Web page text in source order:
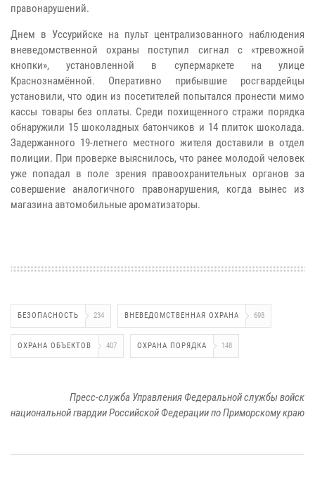
правонарушений.
Днем в Уссурийске на пульт централизованного наблюдения
вневедомственной охраны поступил сигнал с «тревожной
кнопки», установленной в супермаркете на улице
Краснознамённой. Оперативно прибывшие росгвардейцы
установили, что один из посетителей попытался пронести мимо
кассы товары без оплаты. Среди похищенного стражи порядка
обнаружили 15 шоколадных батончиков и 14 плиток шоколада.
Задержанного 19‑летнего местного жителя доставили в отдел
полиции. При проверке выяснилось, что ранее молодой человек
уже попадал в поле зрения правоохранительных органов за
совершение аналогичного правонарушения, когда вынес из
магазина автомобильные ароматизаторы.
БЕЗОПАСНОСТЬ 234 ВНЕВЕДОМСТВЕННАЯ ОХРАНА 698
ОХРАНА ОБЪЕКТОВ 407 ОХРАНА ПОРЯДКА 148
Пресс-служба Управления Федеральной службы войск
национальной гвардии Российской Федерации по Приморскому краю